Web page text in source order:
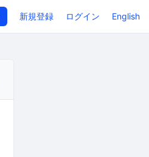
新規登録 ログイン English